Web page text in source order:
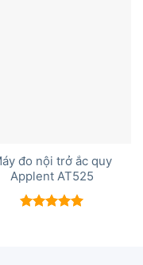
đo nội trở ắc quy
Applent AT525